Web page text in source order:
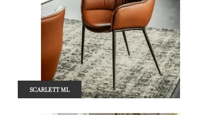
SCARLETT ML